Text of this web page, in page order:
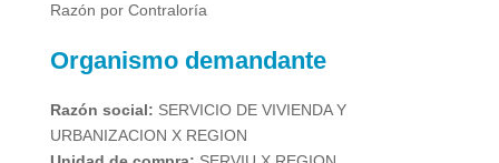
Razón por Contraloría
Organismo demandante
Razón social: SERVICIO DE VIVIENDA Y
URBANIZACION X REGION